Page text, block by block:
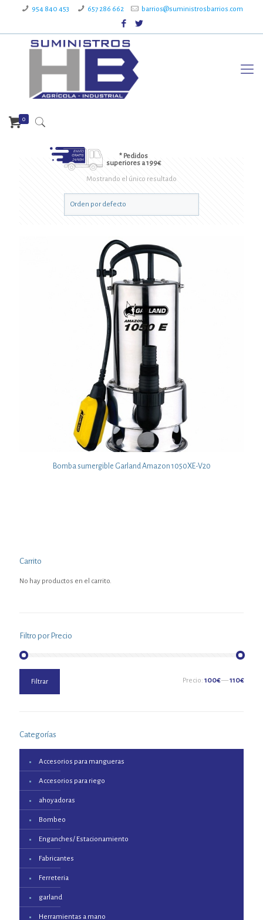
954 840 453 657 286 662 barrios@suministrosbarrios.com
* Pedidos
superiores a 199€
0
Mostrando el único resultado
Bomba sumergible Garland Amazon 1050XE-V20
Carrito
No hay productos en el carrito.
Filtro por Precio
mínimo
máximo
Filtrar Precio: 100€—110€
Categorías
Accesorios para mangueras
Accesorios para riego
ahoyadoras
Bombeo
Enganches/ Estacionamiento
Fabricantes
Ferreteria
garland
Herramientas a mano